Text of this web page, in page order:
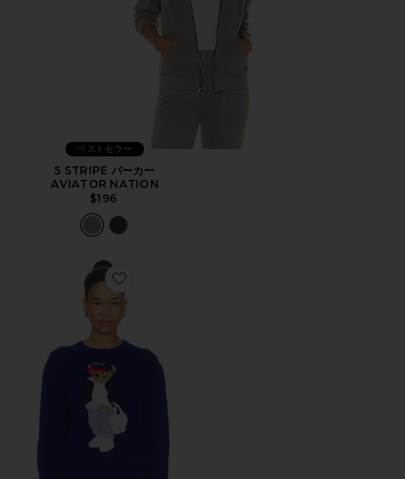
ベストセラー
5 STRIPE パーカー
AVIATOR NATION
$196
Favorite コットンベアクルーネックプルオーバーセーター